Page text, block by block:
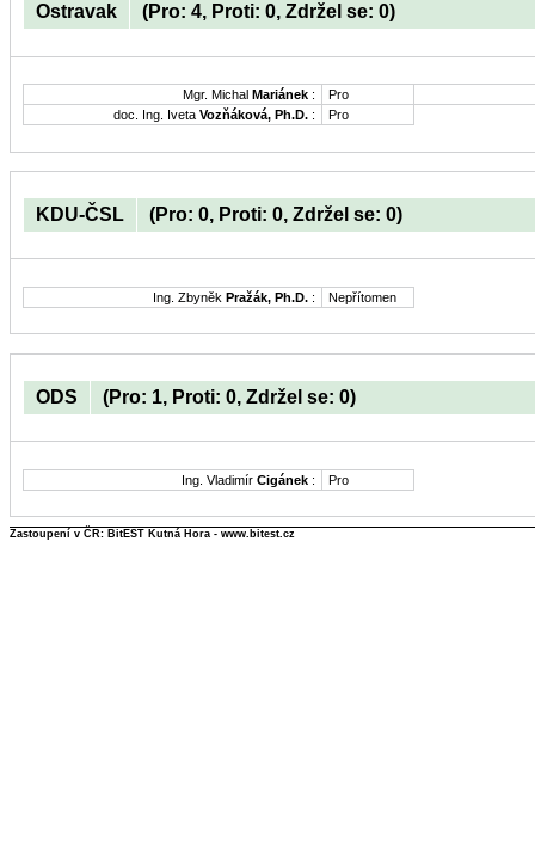
Ostravak (Pro: 4, Proti: 0, Zdržel se: 0)
Mgr. Michal Mariánek :
Pro
doc. Ing. Iveta Vozňáková, Ph.D. : Pro
KDU-ČSL (Pro: 0, Proti: 0, Zdržel se: 0)
Ing. Zbyněk Pražák, Ph.D. : Nepřítomen
ODS (Pro: 1, Proti: 0, Zdržel se: 0)
Ing. Vladimír Cigánek : Pro
Zastoupení v ČR: BitEST Kutná Hora - www.bitest.cz